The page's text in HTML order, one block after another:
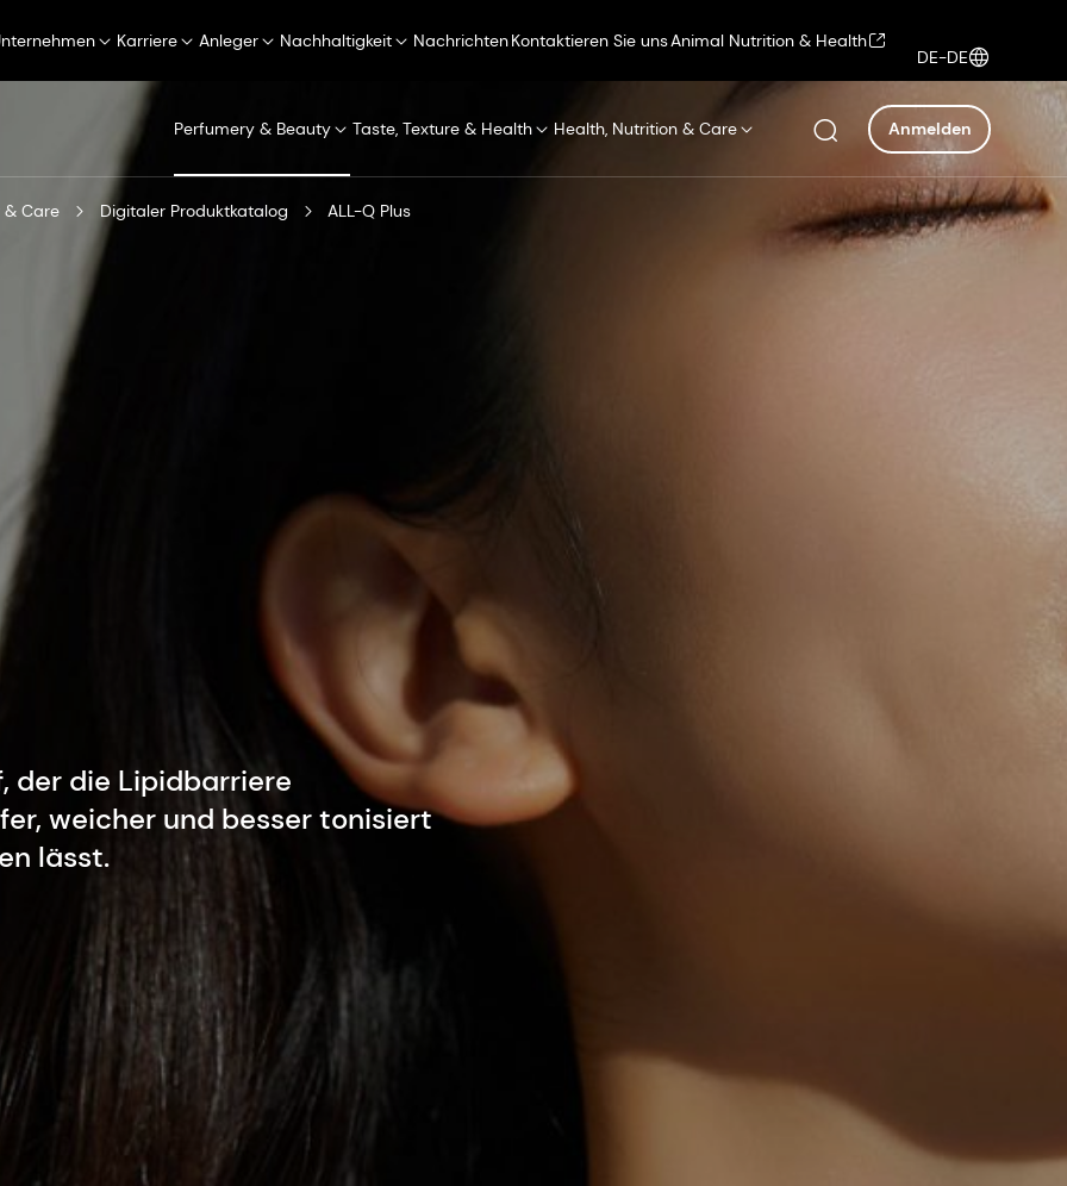
Karriere Anleger Nachhaltigkeit NachrichtenKontaktieren Sie unsAnimal Nutrition & Health
DE-DE
Perfumery & Beauty Taste, Texture & Health Health, Nutrition & Care Anmelden
& Care Digitaler Produktkatalog ALL-Q Plus
der die Lipidbarriere
weicher und besser tonisiert
lässt.